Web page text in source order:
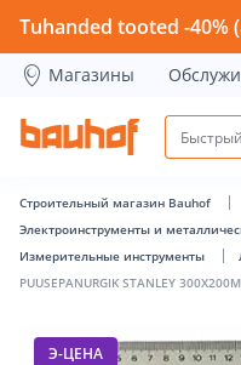
PUUSEPANURGIK
Tuhanded tooted -40%
Магазины
Строительный магазин Bauhof
Электроинструменты и
Измерительные инструменты
PUUSEPANURGIK STANLEY
Э-ЦЕНА